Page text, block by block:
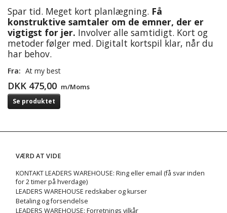
Spar tid. Meget kort planlægning. Få
konstruktive samtaler om de emner, der er
vigtigst for jer. Involver alle samtidigt. Kort og
metoder følger med. Digitalt kortspil klar, når du
har behov.
Fra: At my best
DKK 475,00 m/Moms
Se produktet
VÆRD AT VIDE
KONTAKT LEADERS WAREHOUSE: Ring eller email (få svar inden
for 2 timer på hverdage)
LEADERS WAREHOUSE redskaber og kurser
Betaling og forsendelse
LEADERS WAREHOUSE: Forretnings vilkår